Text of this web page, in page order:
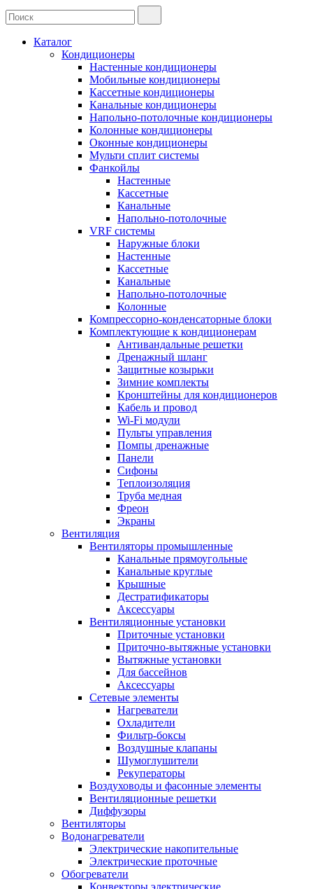
Каталог
Кондиционеры
Настенные кондиционеры
Мобильные кондиционеры
Кассетные кондиционеры
Канальные кондиционеры
Напольно-потолочные кондиционеры
Колонные кондиционеры
Оконные кондиционеры
Мульти сплит системы
Фанкойлы
Настенные
Кассетные
Канальные
Напольно-потолочные
VRF системы
Наружные блоки
Настенные
Кассетные
Канальные
Напольно-потолочные
Колонные
Компрессорно-конденсаторные блоки
Комплектующие к кондиционерам
Антивандальные решетки
Дренажный шланг
Защитные козырьки
Зимние комплекты
Кронштейны для кондиционеров
Кабель и провод
Wi-Fi модули
Пульты управления
Помпы дренажные
Панели
Сифоны
Теплоизоляция
Труба медная
Фреон
Экраны
Вентиляция
Вентиляторы промышленные
Канальные прямоугольные
Канальные круглые
Крышные
Дестратификаторы
Аксессуары
Вентиляционные установки
Приточные установки
Приточно-вытяжные установки
Вытяжные установки
Для бассейнов
Аксессуары
Сетевые элементы
Нагреватели
Охладители
Фильтр-боксы
Воздушные клапаны
Шумоглушители
Рекуператоры
Воздуховоды и фасонные элементы
Вентиляционные решетки
Диффузоры
Вентиляторы
Водонагреватели
Электрические накопительные
Электрические проточные
Обогреватели
Конвекторы электрические